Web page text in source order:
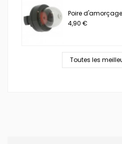
Poire
4,90 €
Toutes les